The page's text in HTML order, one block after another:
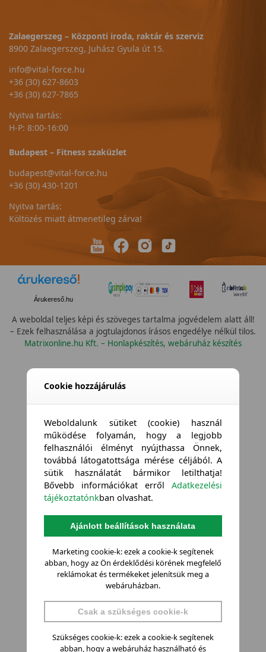
Zalaegerszeg – Központi iroda, raktár és szerviz
8900 Zalaegerszeg, Juhász Gyula út 15.
info@vital-force.hu
+36 (30) 627-8603
+36 (30) 627-7865
Nyitva tartás:
H-P: 8:00-16:00
Budapest – Fitness szaküzlet
budapest@vital-force.hu
+36 (30) 430-1201
Nyitva tartás:
Költözés miatt átmenetileg zárva!
Árukereső.hu
A weboldal teljes képi és szöveges tartalma jogvédelem alatt áll!
– Ezek felhasználása a jogtulajdonos írásos engedélye nélkül tilos.
Matrixonline.hu Kft. – Honlapkészítés, webáruház készítés
Cookie hozzájárulás
Weboldalunk sütiket (cookie) használ
működése folyamán, hogy a legjobb
felhasználói élményt nyújthassa Önnek,
továbbá látogatottsága mérése céljából. A
sütik használatát bármikor letilthatja!
Bővebb információkat errőlAdatkezelési
tájékoztatónkban olvashat.
Ajánlott beállítások használata
Marketing cookie-k: ezek a cookie-k segítenek
abban, hogy az Ön érdeklődési körének megfelelő
reklámokat és termékeket jelenítsük meg a
webáruházban.
Csak a szükséges cookie-k
Szükséges cookie-k: ezek a cookie-k segítenek
abban, hogy a webáruház használható és